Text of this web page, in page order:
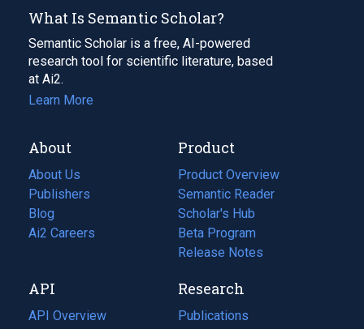
What Is Semantic Scholar?
Semantic Scholar is a free, AI-powered
research tool for scientific literature, based
at Ai2.
Learn More
About
About Us
Publishers
Blog
(opens
in
tab)
Ai2 Careers
(opens
new
tab)
Product
Product Overview
Semantic Reader
Scholar's Hub
Beta Program
Release Notes
API
API Overview
Research
Publications
(opens